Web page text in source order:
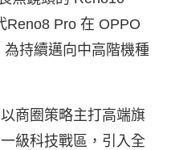
Reno8 Pro 在 OPPO
持續邁向中高階機種
商圈策略主打高端旗
級科技戰區，引入全